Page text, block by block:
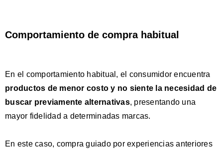
Comportamiento de compra habitual
En el comportamiento habitual, el consumidor encuentra
productos de menor costo y no siente la necesidad de
buscar previamente alternativas, presentando una
mayor fidelidad a determinadas marcas.
En este caso, compra guiado por experiencias anteriores